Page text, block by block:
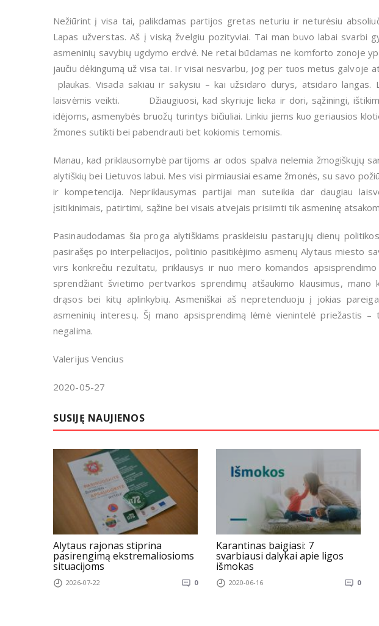
Nežiūrint į visa tai, palikdamas partijos gretas neturiu ir neturėsiu
Lapas užverstas. Aš į viską žvelgiu pozityviai. Tai man buvo labai svarbi
asmeninių savybių ugdymo erdvė. Ne retai būdamas ne komforto zonoje
jaučiu dėkingumą už visa tai. Ir visai nesvarbu, jog per tuos metus galvoje
plaukas. Visada sakiau ir sakysiu – kai užsidaro durys, atsidaro langas.
laisvėmis veikti. Džiaugiuosi, kad skyriuje lieka ir dori, sąžiningi,
idėjoms, asmenybės bruožų turintys bičiuliai. Linkiu jiems kuo geriausios
žmones sutikti bei pabendrauti bet kokiomis temomis.
Manau, kad priklausomybė partijoms ar odos spalva nelemia žmogiškųjų
alytiškių bei Lietuvos labui. Mes visi pirmiausiai esame žmonės, su savo
ir kompetencija. Nepriklausymas partijai man suteikia dar daugiau
įsitikinimais, patirtimi, sąžine bei visais atvejais prisiimti tik asmeninę
Pasinaudodamas šia proga alytiškiams praskleisiu pastarųjų dienų
pasirašęs po interpeliacijos, politinio pasitikėjimo asmenų Alytaus miesto
virs konkrečiu rezultatu, priklausys ir nuo mero komandos
sprendžiant švietimo pertvarkos sprendimų atšaukimo klausimus,
drąsos bei kitų aplinkybių. Asmeniškai aš nepretenduoju į jokias
asmeninių interesų. Šį mano apsisprendimą lėmė vienintelė priežastis
negalima.
Valerijus Vencius
2020-05-27
SUSIJĘ NAUJIENOS
Alytaus rajonas stiprina
pasirengimą ekstremaliosioms
situacijoms
2026-07-22 0
Karantinas baigiasi: 7
svarbiausi dalykai apie ligos
išmokas
2020-06-16 0